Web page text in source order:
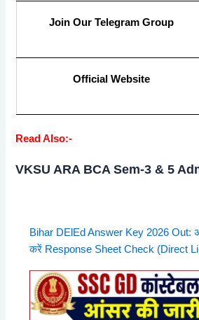
Join Our Telegram Group
Official Website
Read Also:-
VKSU ARA BCA Sem-3 & 5
Bihar DElEd Answer Key 2026 Out:
करें Response Sheet Check (Direct